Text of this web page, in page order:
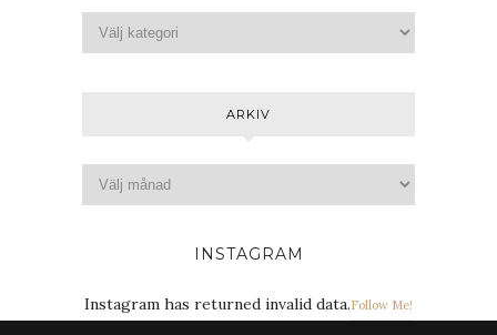
ARKIV
INSTAGRAM
Instagram has returned invalid data.Follow Me!